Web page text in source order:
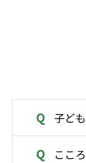
Q 子ど
Q ここ